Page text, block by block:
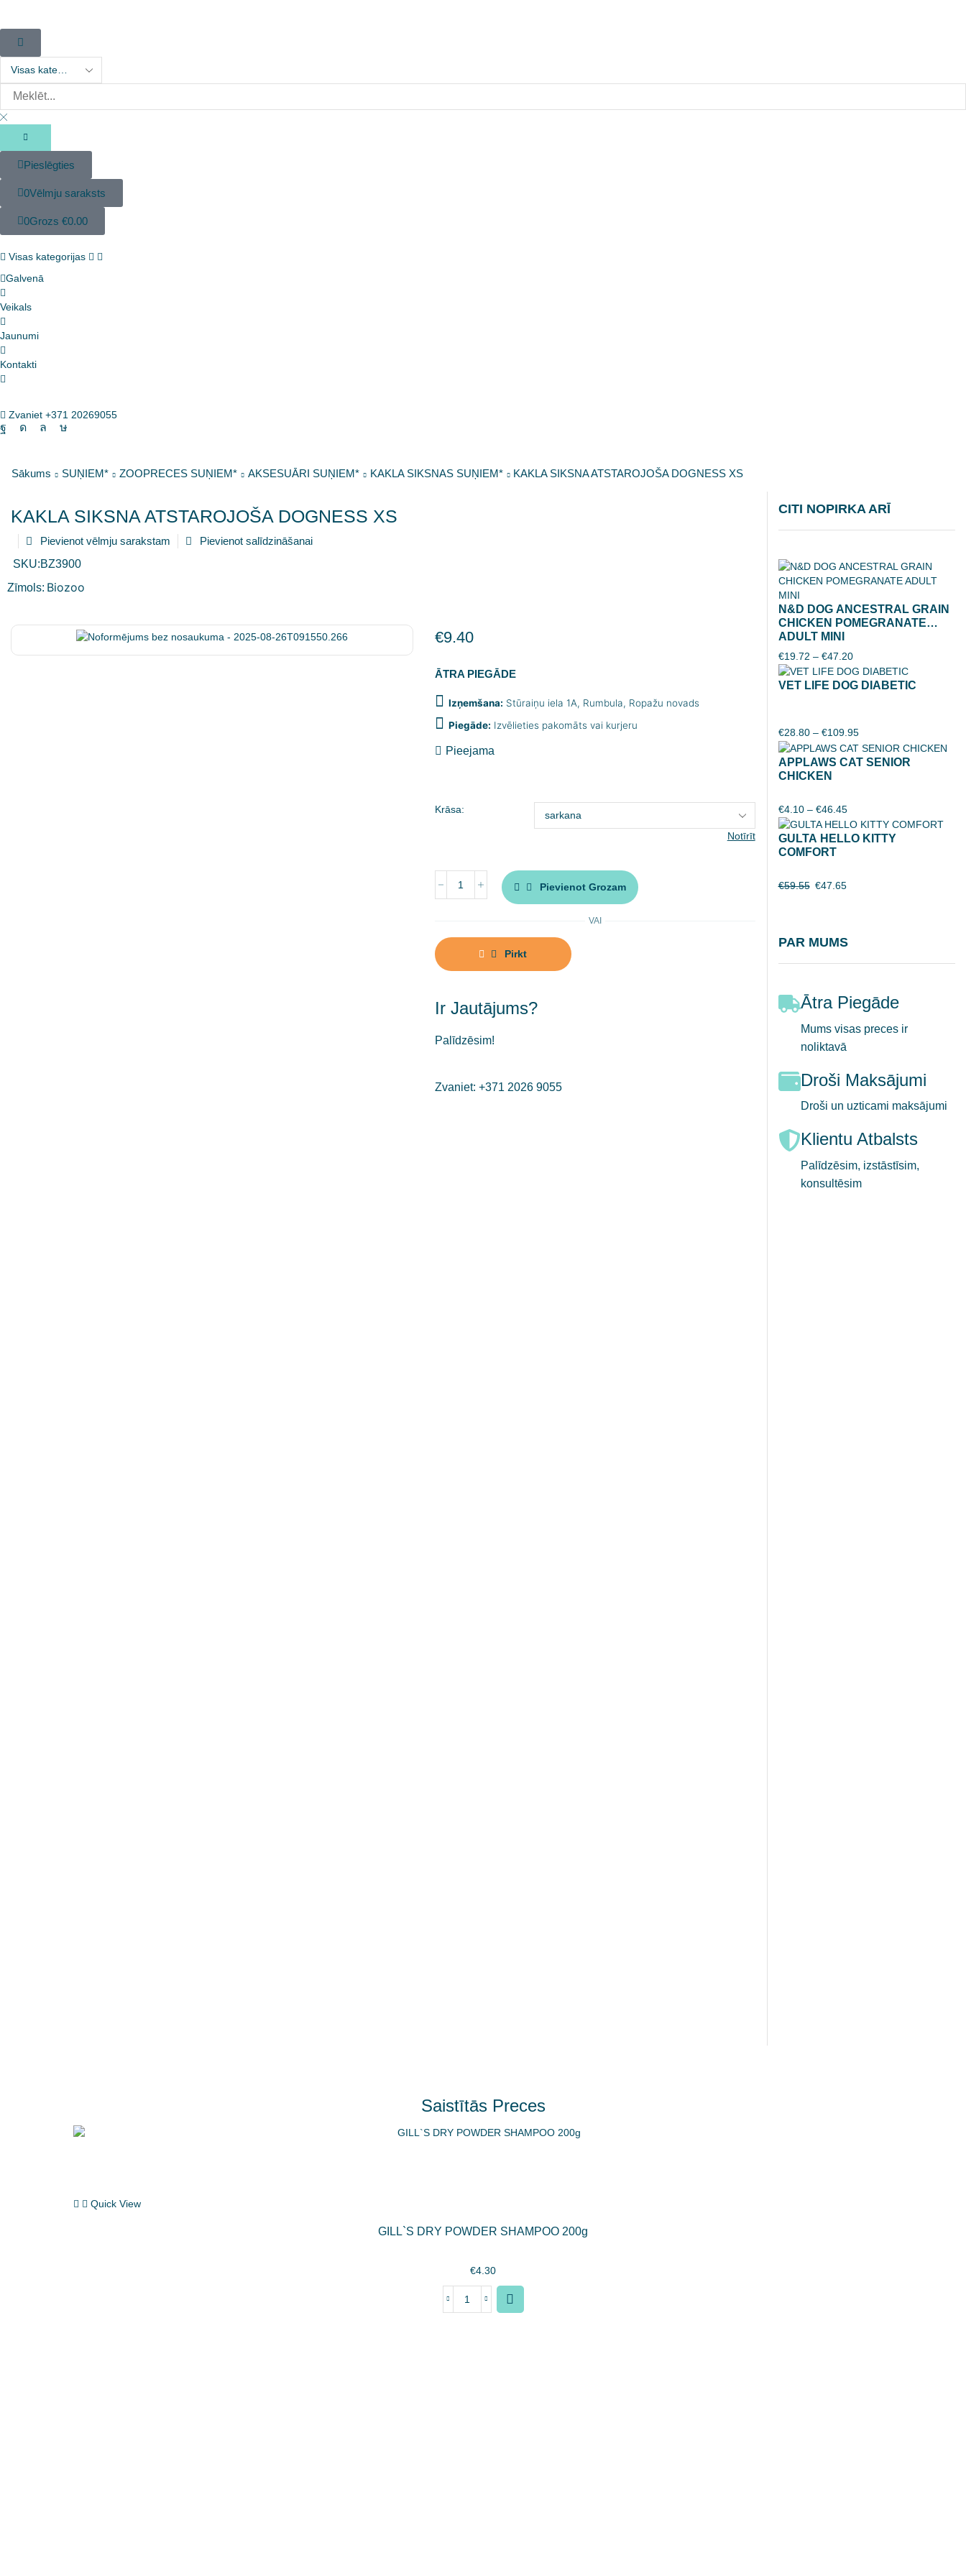
Pieslēgties
0Vēlmju saraksts
0Grozs €0.00
Visas kategorijas
Galvenā
Veikals
Jaunumi
Kontakti
Zvaniet +371 20269055
Sākums SUŅIEM* ZOOPRECES SUŅIEM* AKSESUĀRI SUŅIEM* KAKLA SIKSNAS SUŅIEM* KAKLA SIKSNA ATSTAROJOŠA DOGNESS XS
KAKLA SIKSNA ATSTAROJOŠA DOGNESS XS
Pievienot vēlmju sarakstam
Pievienot salīdzināšanai
SKU:BZ3900
Zīmols: Biozoo
€9.40
ĀTRA PIEGĀDE
Izņemšana: Stūraiņu iela 1A, Rumbula, Ropažu novads
Piegāde: Izvēlieties pakomāts vai kurjeru
Pieejama
Krāsa:
Notīrīt
Pievienot Grozam
VAI
Pirkt
Ir Jautājums?
Palīdzēsim!
Zvaniet: +371 2026 9055
CITI NOPIRKA ARĪ
N&D DOG ANCESTRAL GRAIN
CHICKEN POMEGRANATE
ADULT MINI
€19.72 – €47.20
VET LIFE DOG DIABETIC
€28.80 – €109.95
APPLAWS CAT SENIOR
CHICKEN
€4.10 – €46.45
GULTA HELLO KITTY
COMFORT
€59.55 €47.65
PAR MUMS
Ātra Piegāde
Mums visas preces ir
noliktavā
Droši Maksājumi
Droši un uzticami maksājumi
Klientu Atbalsts
Palīdzēsim, izstāstīsim,
konsultēsim
Saistītās Preces
Quick View
GILL`S DRY POWDER SHAMPOO 200g
€4.30